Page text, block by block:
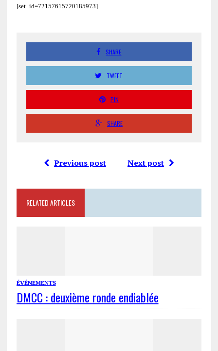
[set_id=72157615720185973]
SHARE
TWEET
PIN
SHARE
Previous post Next post
RELATED ARTICLES
ÉVÉNEMENTS
DMCC : deuxième ronde endiablée